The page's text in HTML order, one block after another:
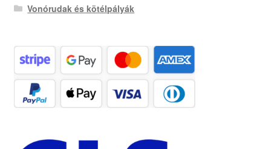
Vonórudak és kötélpályák